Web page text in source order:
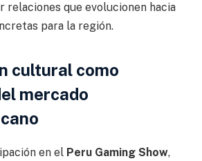
relaciones que evolucionen hacia
para la región.
cultural como
mercado
en el Peru Gaming Show,